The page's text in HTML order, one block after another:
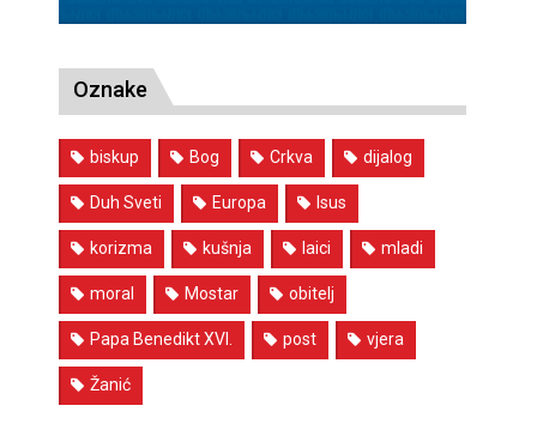
Oznake
biskup Bog Crkva dijalog
Duh Sveti Europa Isus
korizma kušnja laici mladi
moral Mostar obitelj
Papa Benedikt XVI. post vjera
Žanić